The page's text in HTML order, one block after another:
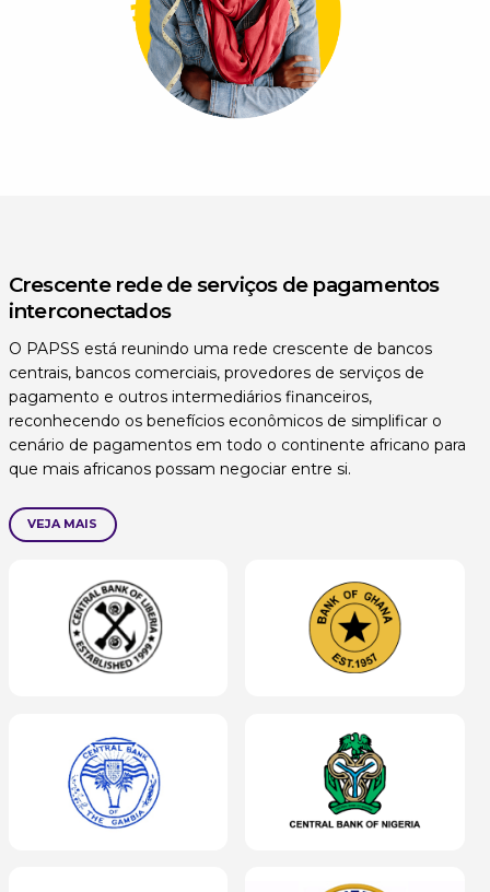
Crescente rede de serviços de pagamentos
interconectados
O PAPSS está reunindo uma rede crescente de bancos
centrais, bancos comerciais, provedores de serviços de
pagamento e outros intermediários financeiros,
reconhecendo os benefícios econômicos de simplificar o
cenário de pagamentos em todo o continente africano para
que mais africanos possam negociar entre si.
VEJA MAIS